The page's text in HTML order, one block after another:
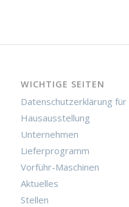
WICHTIGE SEITEN
Datenschutzerklärung
Hausausstellung
Unternehmen
Lieferprogramm
Vorführ-Maschinen
Aktuelles
Stellen